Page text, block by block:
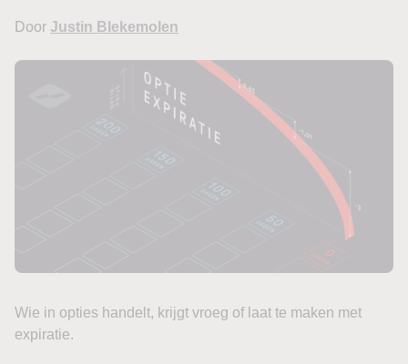
Door Justin Blekemolen
Wie in opties handelt, krijgt vroeg of laat te maken met
expiratie.